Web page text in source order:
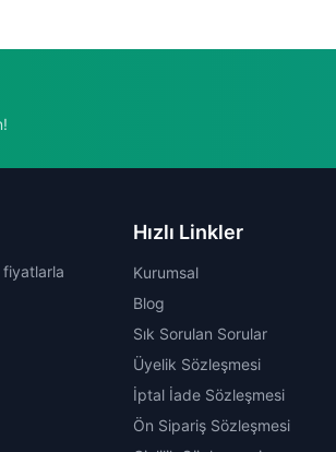
fiyatlarla
Hızlı Linkler
Kurumsal
Blog
Sık Sorulan Sorular
Üyelik Sözleşmesi
İptal İade Sözleşmesi
Ön Sipariş Sözleşmesi